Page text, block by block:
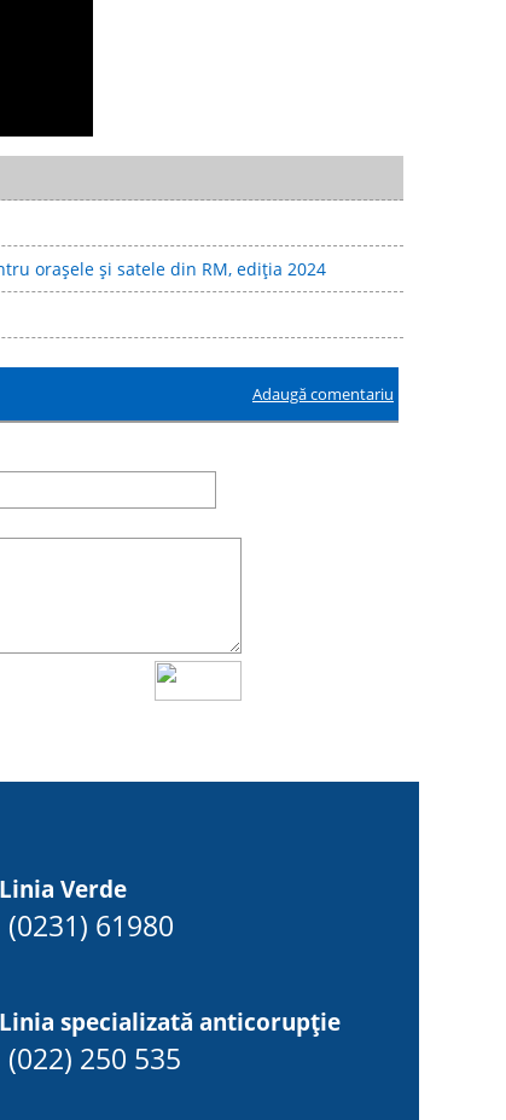
orașele și satele din RM, ediția 2024
Adaugă comentariu
Linia Verde
(0231) 61980
Linia specializată anticorupție
(022) 250 535